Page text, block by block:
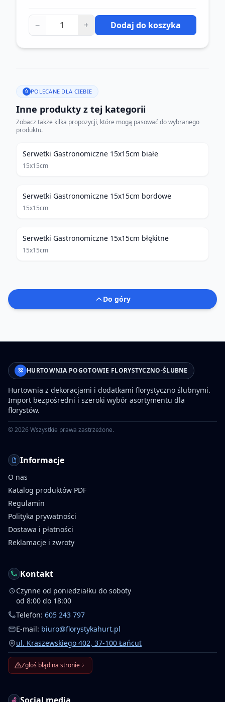
− + Dodaj do koszyka
POLECANE DLA CIEBIE
Inne produkty z tej kategorii
Zobacz także kilka propozycji, które mogą pasować do wybranego
produktu.
Serwetki Gastronomiczne 15x15cm białe
15x15cm
Serwetki Gastronomiczne 15x15cm bordowe
15x15cm
Serwetki Gastronomiczne 15x15cm błękitne
15x15cm
Do góry
HURTOWNIA POGOTOWIE FLORYSTYCZNO-ŚLUBNE
Hurtownia z dekoracjami i dodatkami florystyczno ślubnymi.
Import bezpośredni i szeroki wybór asortymentu dla
florystów.
©2026Wszystkie prawa zastrzeżone.
Informacje
O nas
Katalog produktów PDF
Regulamin
Polityka prywatności
Dostawa i płatności
Reklamacje i zwroty
Kontakt
Czynne od poniedziałku do soboty
od 8:00 do 18:00
Telefon: 605 243 797
E-mail: biuro@florystykahurt.pl
ul. Kraszewskiego 402, 37-100 Łańcut
Zgłoś błąd na stronie